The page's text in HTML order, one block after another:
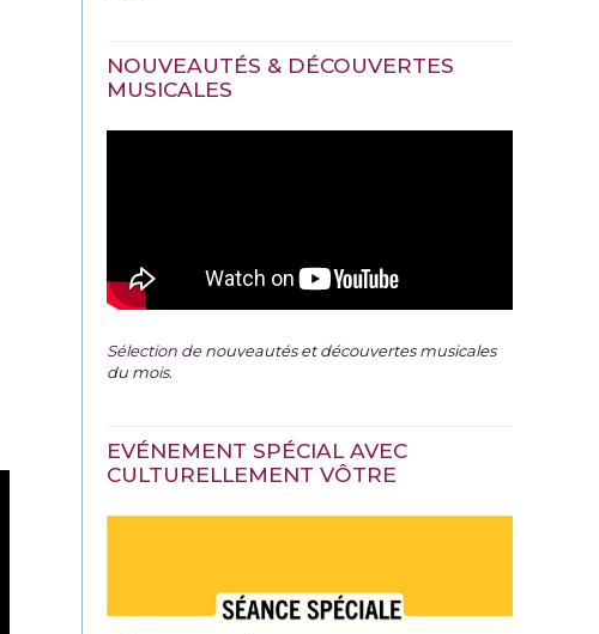
NOUVEAUTÉS & DÉCOUVERTES
MUSICALES
Sélection denouveautés et découvertes musicales
du mois.
EVÉNEMENT SPÉCIAL AVEC
CULTURELLEMENT VÔTRE